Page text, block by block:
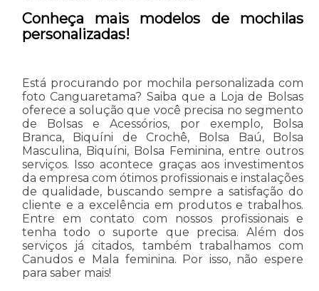
Conheça mais modelos de mochilas
personalizadas!
Está procurando por mochila personalizada com
foto Canguaretama? Saiba que a Loja de Bolsas
oferece a solução que você precisa no segmento
de Bolsas e Acessórios, por exemplo, Bolsa
Branca, Biquíni de Crochê, Bolsa Baú, Bolsa
Masculina, Biquíni, Bolsa Feminina, entre outros
serviços. Isso acontece graças aos investimentos
da empresa com ótimos profissionais e instalações
de qualidade, buscando sempre a satisfação do
cliente e a excelência em produtos e trabalhos.
Entre em contato com nossos profissionais e
tenha todo o suporte que precisa. Além dos
serviços já citados, também trabalhamos com
Canudos e Mala feminina. Por isso, não espere
para saber mais!